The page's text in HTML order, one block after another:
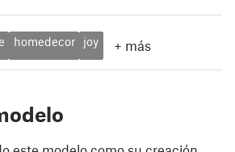
homedecor joy + más